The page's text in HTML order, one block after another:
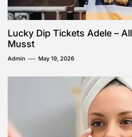
Lucky Dip Tickets Adele –
Musst
Admin May 19, 2026